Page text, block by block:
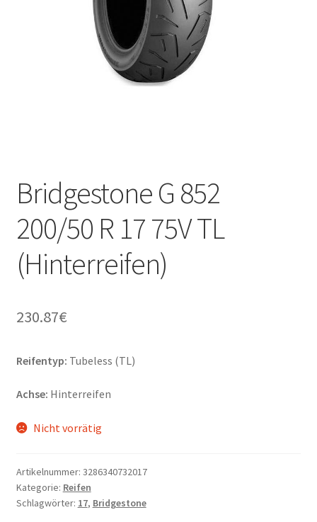
Bridgestone G 852
200/50 R 17 75V TL
(Hinterreifen)
230.87€
Reifentyp: Tubeless (TL)
Achse: Hinterreifen
Nicht vorrätig
Artikelnummer: 3286340732017
Kategorie: Reifen
Schlagwörter: 17, Bridgestone